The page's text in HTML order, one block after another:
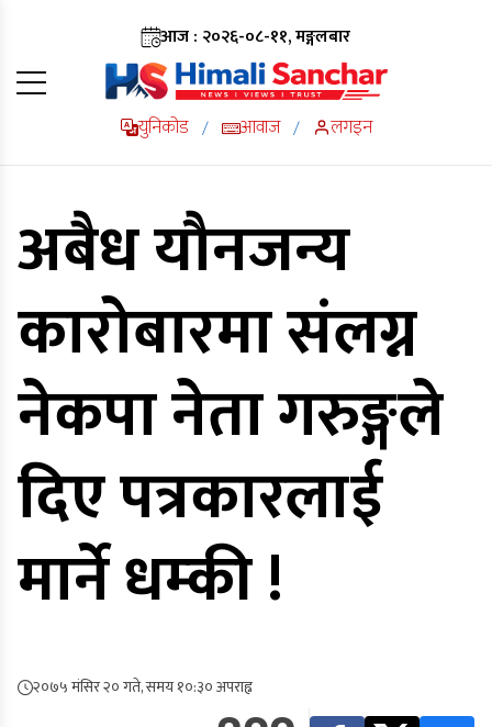
आज : २०२६-०८-११, मङ्गलबार
युनिकोड / आवाज / लगइन
अबैध यौनजन्य
कारोबारमा संलग्न
नेकपा नेता गरुङ्गले
दिए पत्रकारलाई
मार्ने धम्की !
२०७५ मंसिर २० गते, समय १०:३० अपराह्न